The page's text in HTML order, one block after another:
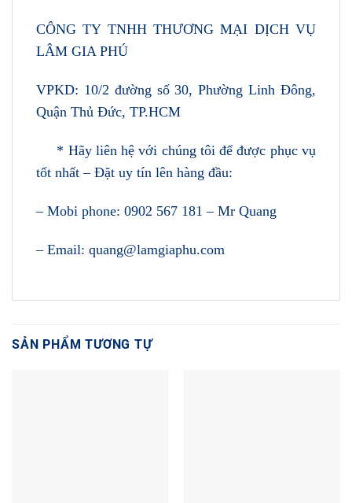
CÔNG TY TNHH THƯƠNG MẠI DỊCH VỤ
LÂM GIA PHÚ
VPKD: 10/2 đường số 30, Phường Linh Đông,
Quận Thủ Đức, TP.HCM
* Hãy liên hệ với chúng tôi để được phục vụ
tốt nhất – Đặt uy tín lên hàng đầu:
– Mobi phone: 0902 567 181 – Mr Quang
– Email: quang@lamgiaphu.com
SẢN PHẨM TƯƠNG TỰ